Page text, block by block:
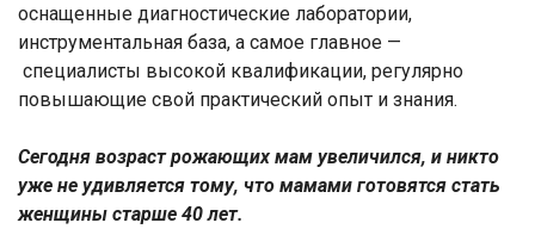
оснащенные диагностические лаборатории,
инструментальная база, а самое главное —
специалисты высокой квалификации, регулярно
повышающие свой практический опыт и знания.
Сегодня возраст рожающих мам увеличился, и никто
уже не удивляется тому, что мамами готовятся стать
женщины старше 40 лет.